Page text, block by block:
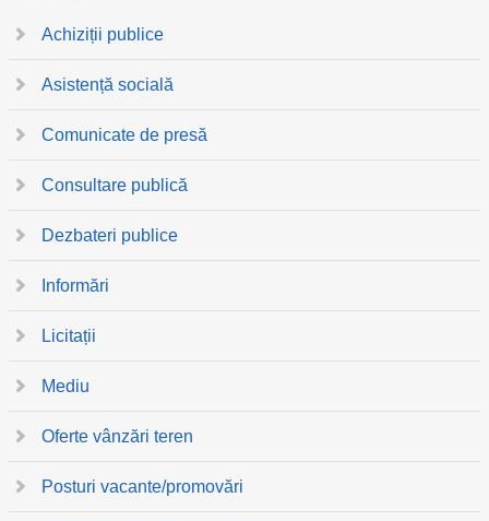
Achiziții publice
Asistență socială
Comunicate de presă
Consultare publică
Dezbateri publice
Informări
Licitații
Mediu
Oferte vânzări teren
Posturi vacante/promovări